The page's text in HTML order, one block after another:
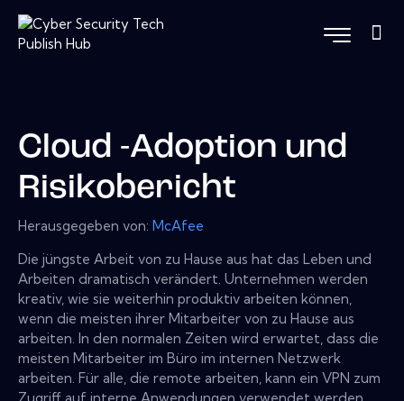
Cloud -Adoption und
Risikobericht
Herausgegeben von: McAfee
Die jüngste Arbeit von zu Hause aus hat das Leben und
Arbeiten dramatisch verändert. Unternehmen werden
kreativ, wie sie weiterhin produktiv arbeiten können,
wenn die meisten ihrer Mitarbeiter von zu Hause aus
arbeiten. In den normalen Zeiten wird erwartet, dass die
meisten Mitarbeiter im Büro im internen Netzwerk
arbeiten. Für alle, die remote arbeiten, kann ein VPN zum
Zugriff auf interne Anwendungen verwendet werden.